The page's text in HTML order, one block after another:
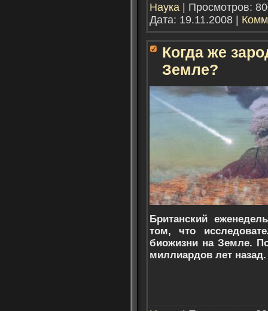
Наука | Просмотров:
Дата: 19.11.2008 |
Когда же
Земле?
Британский
том, что
биожизни на Земле.
миллиардов лет назад.